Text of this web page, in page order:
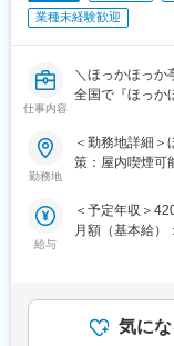
・【フレックス
も可能
・【外部サポー
せ可能
・【働きやすい
■キャリアパス：
・店舗マネージ
・平均2～3年
て店長試験に
業種未経験歓迎
仕事内容
＼ほっかほっか
全国で『ほっか
◇こんな方にお
・店長・副店
■仕事内容
定。店長で終
できるポジショ
勤務地
＜勤務地詳細
策：屋内喫煙可
給与
＜予定年収＞
月額（基本給）
＞有＜残業手
討します昇給
気に